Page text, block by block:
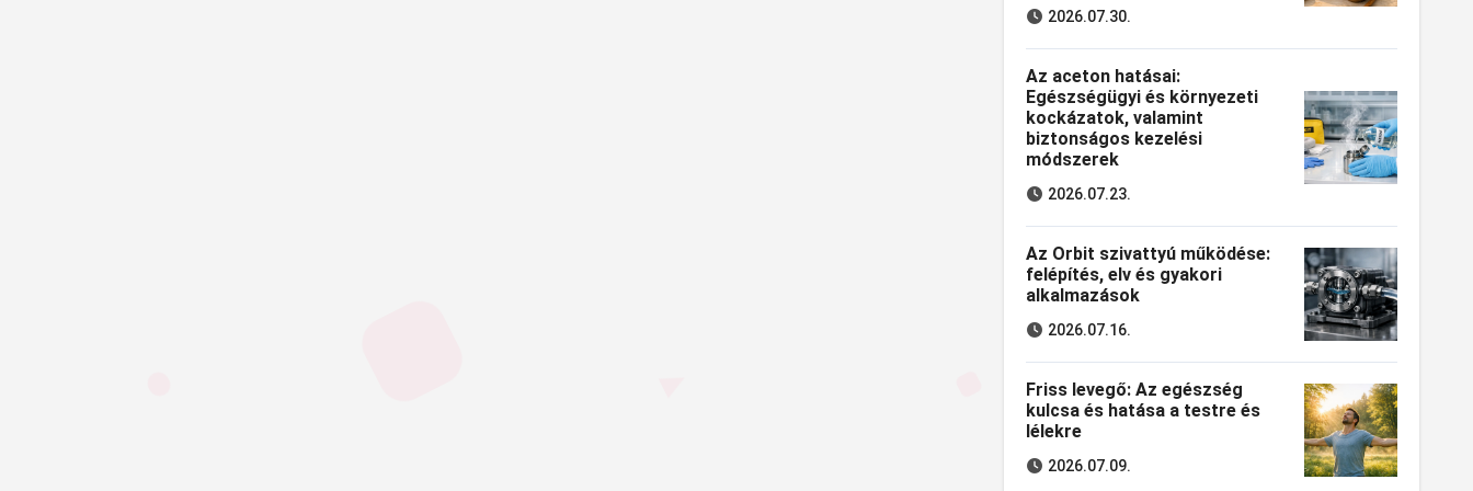
2026.07.30.
Az aceton hatásai:
Egészségügyi és környezeti
kockázatok, valamint
biztonságos kezelési
módszerek
2026.07.23.
Az Orbit szivattyú működése:
felépítés, elv és gyakori
alkalmazások
2026.07.16.
Friss levegő: Az egészség
kulcsa és hatása a testre és
lélekre
2026.07.09.